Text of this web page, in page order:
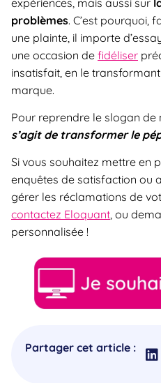
problèmes. C’est pourquoi,
une plainte, il importe
une occasion de fidéliser
insatisfait, en le
marque.
Pour reprendre le slogan de
s’agit de transformer le
Si vous souhaitez mettre en
enquêtes de satisfaction ou
gérer les réclamations de
contactez Eloquant, ou
personnalisée !
Partager cet article :